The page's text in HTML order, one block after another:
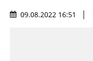
09.08.2022 16:51